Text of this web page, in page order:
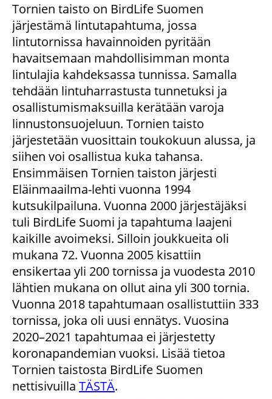
Tornien taisto on BirdLife Suomen
järjestämä lintutapahtuma, jossa
lintutornissa havainnoiden pyritään
havaitsemaan mahdollisimman monta
lintulajia kahdeksassa tunnissa. Samalla
tehdään lintuharrastusta tunnetuksi ja
osallistumismaksuilla kerätään varoja
linnustonsuojeluun. Tornien taisto
järjestetään vuosittain toukokuun alussa, ja
siihen voi osallistua kuka tahansa.
Ensimmäisen Tornien taiston järjesti
Eläinmaailma-lehti vuonna 1994
kutsukilpailuna. Vuonna 2000 järjestäjäksi
tuli BirdLife Suomi ja tapahtuma laajeni
kaikille avoimeksi. Silloin joukkueita oli
mukana 72. Vuonna 2005 kisattiin
ensikertaa yli 200 tornissa ja vuodesta 2010
lähtien mukana on ollut aina yli 300 tornia.
Vuonna 2018 tapahtumaan osallistuttiin 333
tornissa, joka oli uusi ennätys. Vuosina
2020–2021 tapahtumaa ei järjestetty
koronapandemian vuoksi. Lisää tietoa
Tornien taistosta BirdLife Suomen
nettisivuilla TÄSTÄ.